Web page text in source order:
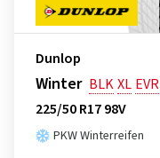
Dunlop
Winter BLKXL EVR
225/50 R17 98V
PKW Winterreifen